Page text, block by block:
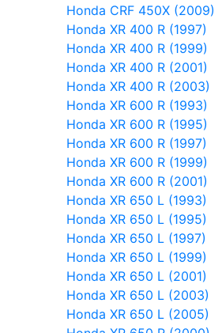
Honda CRF 450X (2009)
Honda XR 400 R (1997)
Honda XR 400 R (1999)
Honda XR 400 R (2001)
Honda XR 400 R (2003)
Honda XR 600 R (1993)
Honda XR 600 R (1995)
Honda XR 600 R (1997)
Honda XR 600 R (1999)
Honda XR 600 R (2001)
Honda XR 650 L (1993)
Honda XR 650 L (1995)
Honda XR 650 L (1997)
Honda XR 650 L (1999)
Honda XR 650 L (2001)
Honda XR 650 L (2003)
Honda XR 650 L (2005)